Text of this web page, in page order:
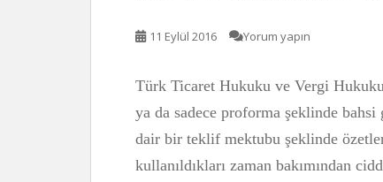
11 Eylül 2016 Yorum yapın
Türk Ticaret Hukuku ve Vergi
ya da sadece proforma şeklinde
dair bir teklif mektubu şeklinde
kullanıldıkları zaman bakımından